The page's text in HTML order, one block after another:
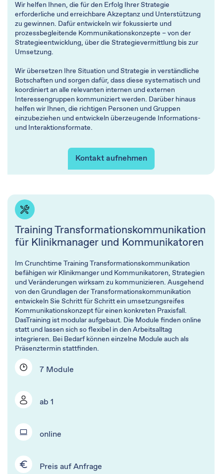
Wir helfen Ihnen, die für den Erfolg Ihrer Strategie
erforderliche und erreichbare Akzeptanz und Unterstützung
zu gewinnen. Dafür entwickeln wir fokussierte und
prozessbegleitende Kommunikationskonzepte – von der
Strategieentwicklung, über die Strategievermittlung bis zur
Umsetzung.
​Wir übersetzen Ihre Situation und Strategie in verständliche
Botschaften und sorgen dafür, dass diese systematisch und
koordiniert an alle relevanten internen und externen
Interessengruppen kommuniziert werden. Darüber hinaus
helfen wir Ihnen, die richtigen Personen und Gruppen
einzubeziehen und entwickeln überzeugende Informations-
und Interaktionsformate.
Kontakt aufnehmen
Training Transformationskommunikation
für Klinikmanager und Kommunikatoren​
Im Crunchtime Training Transformationskommunikation
befähigen wir Klinikmanger und Kommunikatoren, Strategien
und Veränderungen wirksam zu kommunizieren. Ausgehend
von den Grundlagen der Transformationskommunikation
entwickeln Sie Schritt für Schritt ein umsetzungsreifes
Kommunikationskonzept für einen konkreten Praxisfall.
DasTraining ist modular aufgebaut. Die Module finden online
statt und lassen sich so flexibel in den Arbeitsalltag
integrieren. Bei Bedarf können einzelne Module auch als
Präsenztermin stattfinden.
7 Module
ab 1
online
Preis auf Anfrage​